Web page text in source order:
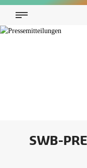
Privatkunden
Geschäftskunden
SWB-